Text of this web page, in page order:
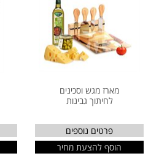
מארז מגש וסכינים
לחיתוך גבינות
פרטים נוספים
הוסף להצעת מחיר